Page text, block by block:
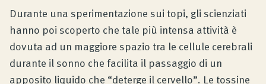
Durante una sperimentazione sui topi, gli scienziati
hanno poi scoperto che tale più intensa attività è
dovuta ad un maggiore spazio tra le cellule cerebrali
durante il sonno che facilita il passaggio di un
apposito liquido che “deterge il cervello”. Le tossine